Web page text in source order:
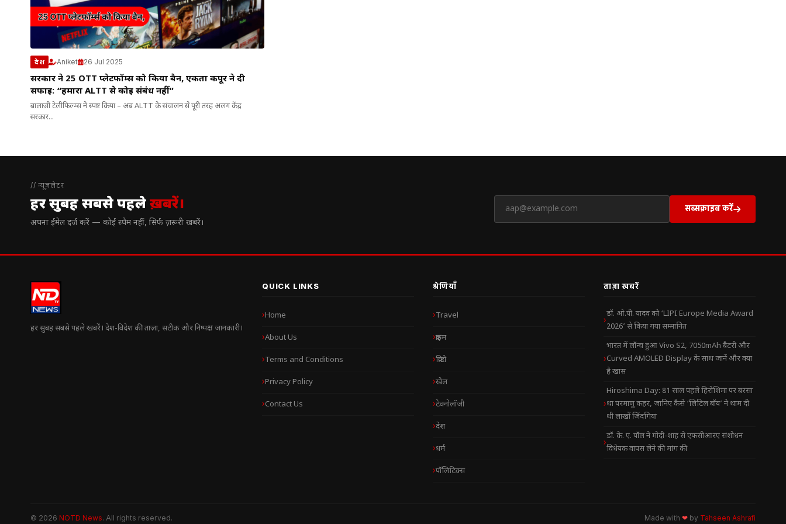
देश Aniket 26 Jul 2025
सरकार ने 25 OTT प्लेटफॉर्म्स को किया बैन, एकता कपूर ने दी
सफाई: “हमारा ALTT से कोई संबंध नहीं”
बालाजी टेलीफिल्म्स ने स्पष्ट किया – अब ALTT के संचालन से पूरी तरह अलग केंद्र
सरकार...
// न्यूज़लेटर
हर सुबह सबसे पहलेख़बरें।
अपना ईमेल दर्ज करें — कोई स्पैम नहीं, सिर्फ ज़रूरी खबरें।
सब्सक्राइब करें
हर सुबह सबसे पहले खबरें। देश-विदेश की ताज़ा, सटीक और निष्पक्ष जानकारी।
QUICK LINKS
Home
About Us
Terms and Conditions
Privacy Policy
Contact Us
श्रेणियाँ
Travel
क्राइम
क्रिप्टो
खेल
टेक्नोलॉजी
देश
धर्म
पॉलिटिक्स
ताज़ा खबरें
डॉ. ओ.पी. यादव को ‘LIPI Europe Media Award
2026’ से किया गया सम्मानित
भारत में लॉन्च हुआ Vivo S2, 7050mAh बैटरी और
Curved AMOLED Display के साथ जानें और क्या
है खास
Hiroshima Day: 81 साल पहले हिरोशिमा पर बरसा
था परमाणु कहर, जानिए कैसे ‘लिटिल बॉय’ ने थाम दी
थी लाखों जिंदगियां
डॉ. के. ए. पॉल ने मोदी-शाह से एफसीआरए संशोधन
विधेयक वापस लेने की मांग की
© 2026 NOTD News. All rights reserved. Made with ❤ by Tahseen Ashrafi